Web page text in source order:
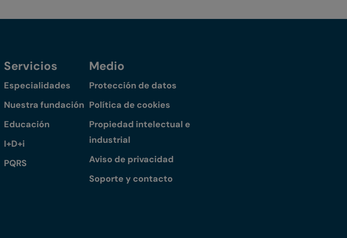
Servicios
Especialidades
Nuestra fundación
Educación
I+D+i
PQRS
Medio
Protección de datos
Política de cookies
Propiedad intelectual e
industrial
Aviso de privacidad
Soporte y contacto